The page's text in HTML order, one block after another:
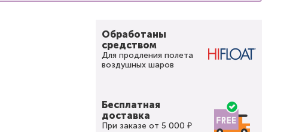
Обработаны
средством
Для продления полета
воздушных шаров
Бесплатная
доставка
При заказе от 5 000 ₽